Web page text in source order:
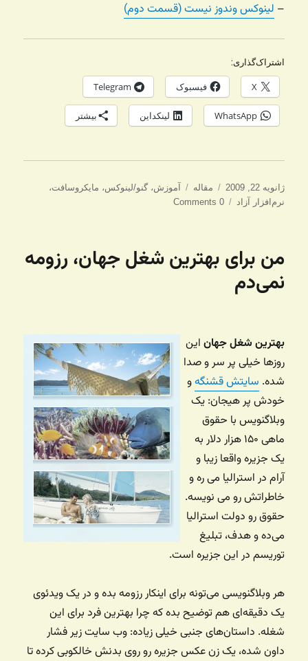
– لینوکس وندوز نیست (قسمت دوم)
اشتراک‌گذاری:
X فیسبوک Telegram
WhatsApp لینکداین بیشتر
ارسال
شده
ژانویه 22, 2009 دسته‌ها
مقاله برچسب‌ها
آموزش،گنو/لینوکس، مایکروسافت،
نرم‌افزار آزاد
0 Comments
من برای بهترین شغل جهان، رزومه
نمی‌دم
بهترین شغل جهان این
روزها خیلی پر سر و صدا
شده. سایتش قشنگهو
خودش پر هیجان: یک
وبلاگنویس با حقوق
ماهی ۱۵۰ هزار دلار به
یک جزیره واقعا زیبا و
آرام در استرالیا می ره و
خاطراتش رو می نویسه.
حقوق رو دولت استرالیا
می‌ده و هدف، تبلیغ
توریسم در این جزیره است.
هر وبلاگنویسی می‌تونه برای اینکار رزومه بده و در یک ویدئوی
یک دقیقه‌ای هم توضیح بده که چرا بهترین فرد برای این
شغله. داستان‌های جنبی خیلی زیاده: وب سایت زیر فشار
داون شده، یک زن عکس جزیره رو روی بدنش خالکوبی کرده تا